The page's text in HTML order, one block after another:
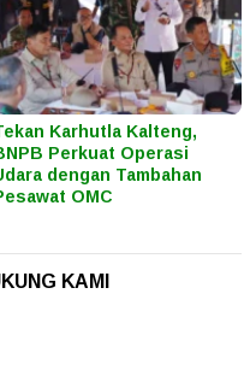
Karhutla Kalteng,
Perkuat Operasi
dengan Tambahan
OMC
KAMI